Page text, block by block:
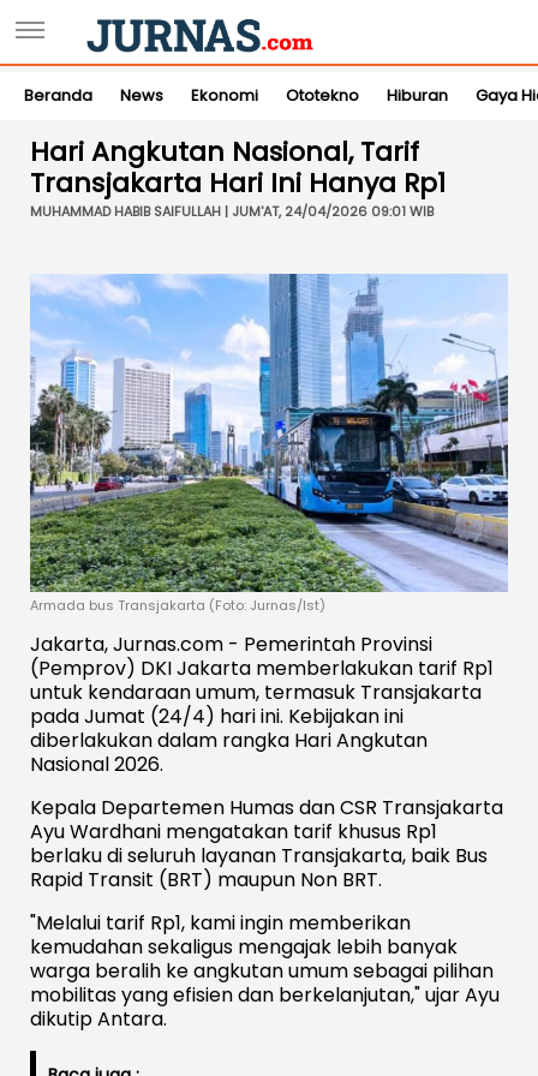
Beranda News Ekonomi Ototekno Hiburan Gaya
Hari Angkutan Nasional, Tarif
Transjakarta Hari Ini Hanya Rp1
MUHAMMAD HABIB SAIFULLAH | JUM'AT, 24/04/2026 09:01 WIB
Armada bus Transjakarta (Foto: Jurnas/Ist)
Jakarta, Jurnas.com - Pemerintah Provinsi
(Pemprov) DKI Jakarta memberlakukan tarif Rp1
untuk kendaraan umum, termasuk Transjakarta
pada Jumat (24/4) hari ini. Kebijakan ini
diberlakukan dalam rangka Hari Angkutan
Nasional 2026.
Kepala Departemen Humas dan CSR Transjakarta
Ayu Wardhani mengatakan tarif khusus Rp1
berlaku di seluruh layanan Transjakarta, baik Bus
Rapid Transit (BRT) maupun Non BRT.
"Melalui tarif Rp1, kami ingin memberikan
kemudahan sekaligus mengajak lebih banyak
warga beralih ke angkutan umum sebagai pilihan
mobilitas yang efisien dan berkelanjutan," ujar Ayu
dikutip Antara.